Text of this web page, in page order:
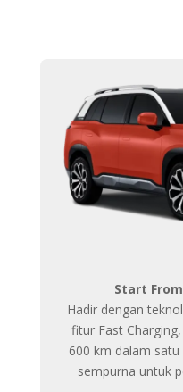
Start
Hadir dengan
fitur Fast
600 km dalam
sempurna untuk